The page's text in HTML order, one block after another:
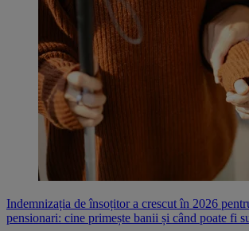
Indemnizația de însoțitor a crescut în 2026
pensionari: cine primește banii și când poate fi